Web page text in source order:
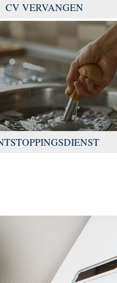
CV VERVANGEN